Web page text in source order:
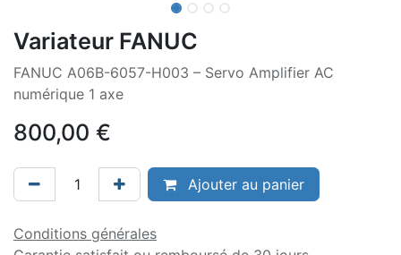
Variateur FANUC
FANUC A06B-6057-H003 – Servo Amplifier AC
numérique 1 axe
800,00 €
Ajouter au panier
Conditions générales